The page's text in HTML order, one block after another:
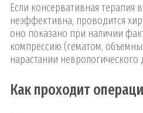
Если консервативная терапия
неэффективна, проводится
оно показано при наличии
компрессию (гематом,
нарастании неврологического
Как проходит